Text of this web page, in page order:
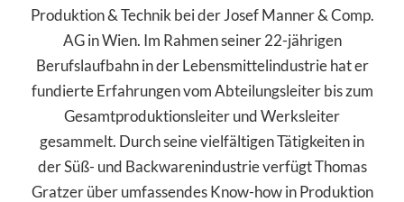
Produktion & Technik bei der Josef Manner & Comp.
AG in Wien. Im Rahmen seiner 22-jährigen
Berufslaufbahn in der Lebensmittelindustrie hat er
fundierte Erfahrungen vom Abteilungsleiter bis zum
Gesamtproduktionsleiter und Werksleiter
gesammelt. Durch seine vielfältigen Tätigkeiten in
der Süß- und Backwarenindustrie verfügt Thomas
Gratzer über umfassendes Know-how in Produktion